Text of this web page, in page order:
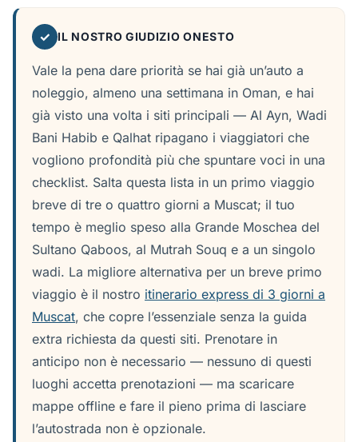
✓ IL NOSTRO GIUDIZIO ONESTO
Vale la pena dare priorità se hai già un’auto a
noleggio, almeno una settimana in Oman, e hai
già visto una volta i siti principali — Al Ayn, Wadi
Bani Habib e Qalhat ripagano i viaggiatori che
vogliono profondità più che spuntare voci in una
checklist. Salta questa lista in un primo viaggio
breve di tre o quattro giorni a Muscat; il tuo
tempo è meglio speso alla Grande Moschea del
Sultano Qaboos, al Mutrah Souq e a un singolo
wadi. La migliore alternativa per un breve primo
viaggio è il nostro itinerario express di 3 giorni a
Muscat, che copre l’essenziale senza la guida
extra richiesta da questi siti. Prenotare in
anticipo non è necessario — nessuno di questi
luoghi accetta prenotazioni — ma scaricare
mappe offline e fare il pieno prima di lasciare
l’autostrada non è opzionale.